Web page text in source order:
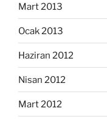
Mart 2013
Ocak 2013
Haziran 2012
Nisan 2012
Mart 2012